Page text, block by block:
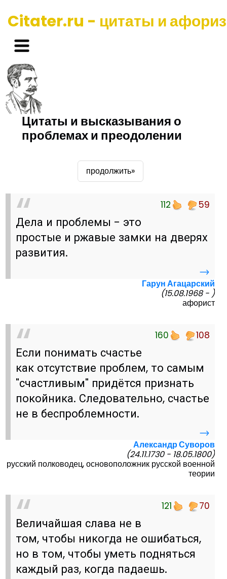
Citater.ru - цитаты и
Цитаты и высказывания о
проблемах и преодолении
продолжить»
112 59
Дела и проблемы - это
простые и ржавые замки на дверях
развития.
→
Гарун Агацарский
(15.08.1968 - )
афорист
160 108
Если понимать счастье
как отсутствие проблем, то самым
"счастливым" придётся признать
покойника. Следовательно, счастье
не в беспроблемности.
→
Александр Суворов
(24.11.1730 - 18.05.1800)
русский полководец, основоположник русской военной
теории
121 70
Величайшая слава не в
том, чтобы никогда не ошибаться,
но в том, чтобы уметь подняться
каждый раз, когда падаешь.